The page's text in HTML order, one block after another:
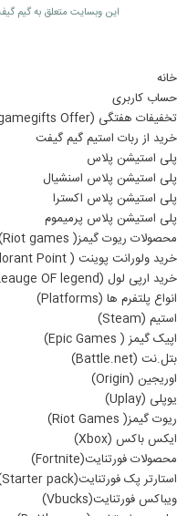
اين وبسايت متعلق به گیم
خانه
حساب کاربری
تخفیفات هفتگی (gamegifts Offer)
خرید از ربات استیم گیم گیفت
پلی استیشن پلاس
پلی استیشن پلاس اسنشیال
پلی استیشن پلاس اکسترا
پلی استیشن پلاس پرمیموم
محصولات ریوت گیمز( Riot games)
خرید ولورانت پوینت ( valorant Point)
خرید ارپی لول (Leauge OF legend)
انواع پلتفرم ها (Platforms)
استیم (Steam)
اپیک گیمز ( Epic Games)
بتل.نت (Battle.net)
اوریجین (Origin)
یوپلی (Uplay)
ریوت گیمز( Riot Games)
ایکس باکس (Xbox)
محصولات فورتنایت(Fortnite)
استارتر پک فورتنایت(Starter pack)
ویباکس فورتنایت(Vbucks)